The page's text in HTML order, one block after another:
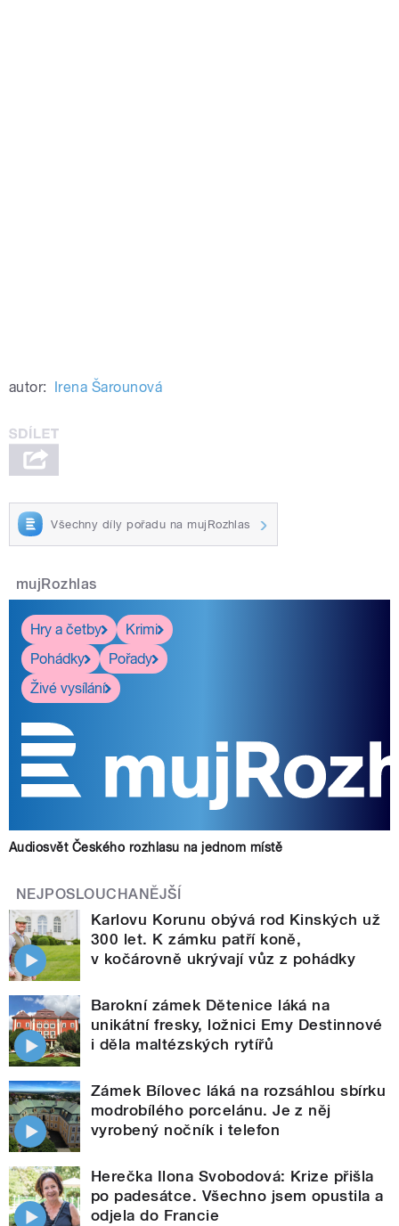
autor: Irena Šarounová
Všechny díly pořadu na mujRozhlas
mujRozhlas
Hry a četby
Krimi
Pohádky
Pořady
Živé vysílání
Audiosvět Českého rozhlasu na jednom místě
NEJPOSLOUCHANĚJŠÍ
Karlovu Korunu obývá rod Kinských už
300 let. K zámku patří koně,
v kočárovně ukrývají vůz z pohádky
Barokní zámek Dětenice láká na
unikátní fresky, ložnici Emy Destinnové
i děla maltézských rytířů
Zámek Bílovec láká na rozsáhlou sbírku
modrobílého porcelánu. Je z něj
vyrobený nočník i telefon
Herečka Ilona Svobodová: Krize přišla
po padesátce. Všechno jsem opustila a
odjela do Francie